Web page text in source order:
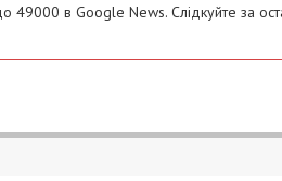
49000 в Google News. Слідкуйте за